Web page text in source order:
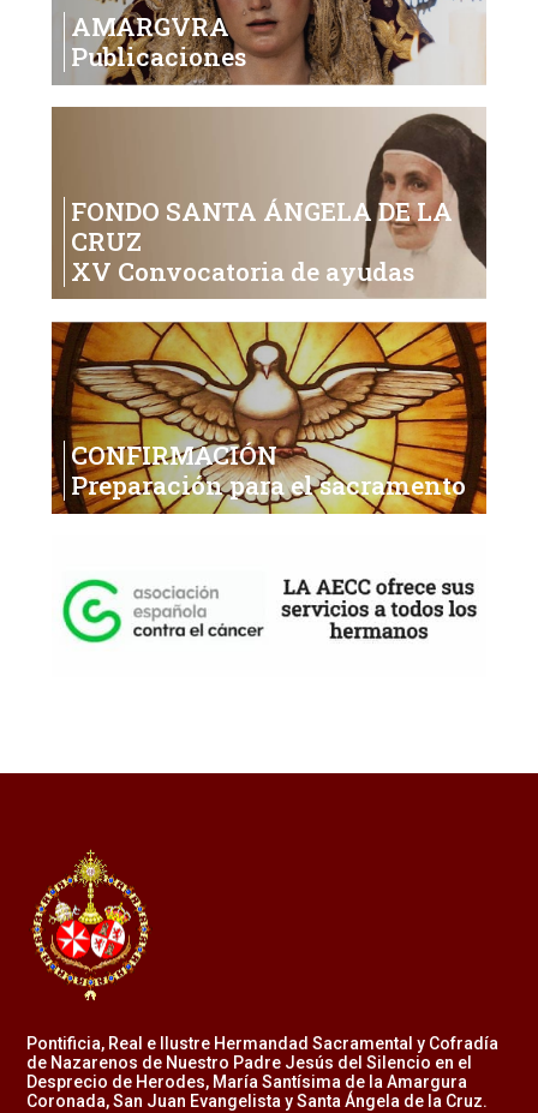
AMARGVRA
Publicaciones
FONDO SANTA ÁNGELA DE LA
CRUZ
XV Convocatoria de ayudas
CONFIRMACIÓN
Preparación para el sacramento
Pontificia, Real e Ilustre Hermandad Sacramental y Cofradía
de Nazarenos de Nuestro Padre Jesús del Silencio en el
Desprecio de Herodes, María Santísima de la Amargura
Coronada, San Juan Evangelista y Santa Ángela de la Cruz.